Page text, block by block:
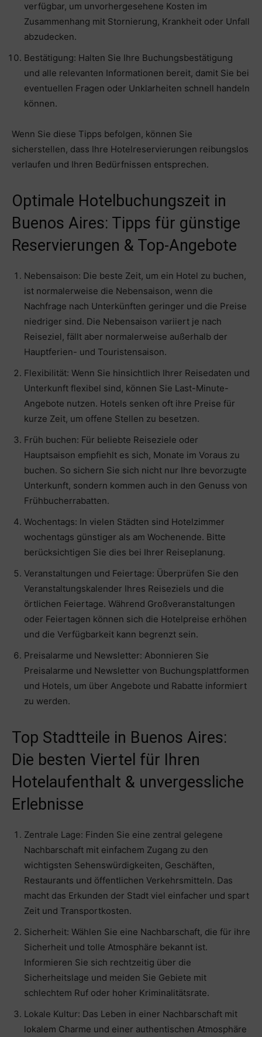
verfügbar, um unvorhergesehene Kosten im
Zusammenhang mit Stornierung, Krankheit oder Unfall
abzudecken.
Bestätigung: Halten Sie Ihre Buchungsbestätigung
und alle relevanten Informationen bereit, damit Sie bei
eventuellen Fragen oder Unklarheiten schnell handeln
können.
Wenn Sie diese Tipps befolgen, können Sie
sicherstellen, dass Ihre Hotelreservierungen reibungslos
verlaufen und Ihren Bedürfnissen entsprechen.
Optimale Hotelbuchungszeit in
Buenos Aires: Tipps für günstige
Reservierungen & Top-Angebote
Nebensaison: Die beste Zeit, um ein Hotel zu buchen,
ist normalerweise die Nebensaison, wenn die
Nachfrage nach Unterkünften geringer und die Preise
niedriger sind. Die Nebensaison variiert je nach
Reiseziel, fällt aber normalerweise außerhalb der
Hauptferien- und Touristensaison.
Flexibilität: Wenn Sie hinsichtlich Ihrer Reisedaten und
Unterkunft flexibel sind, können Sie Last-Minute-
Angebote nutzen. Hotels senken oft ihre Preise für
kurze Zeit, um offene Stellen zu besetzen.
Früh buchen: Für beliebte Reiseziele oder
Hauptsaison empfiehlt es sich, Monate im Voraus zu
buchen. So sichern Sie sich nicht nur Ihre bevorzugte
Unterkunft, sondern kommen auch in den Genuss von
Frühbucherrabatten.
Wochentags: In vielen Städten sind Hotelzimmer
wochentags günstiger als am Wochenende. Bitte
berücksichtigen Sie dies bei Ihrer Reiseplanung.
Veranstaltungen und Feiertage: Überprüfen Sie den
Veranstaltungskalender Ihres Reiseziels und die
örtlichen Feiertage. Während Großveranstaltungen
oder Feiertagen können sich die Hotelpreise erhöhen
und die Verfügbarkeit kann begrenzt sein.
Preisalarme und Newsletter: Abonnieren Sie
Preisalarme und Newsletter von Buchungsplattformen
und Hotels, um über Angebote und Rabatte informiert
zu werden.
Top Stadtteile in Buenos Aires:
Die besten Viertel für Ihren
Hotelaufenthalt & unvergessliche
Erlebnisse
Zentrale Lage: Finden Sie eine zentral gelegene
Nachbarschaft mit einfachem Zugang zu den
wichtigsten Sehenswürdigkeiten, Geschäften,
Restaurants und öffentlichen Verkehrsmitteln. Das
macht das Erkunden der Stadt viel einfacher und spart
Zeit und Transportkosten.
Sicherheit: Wählen Sie eine Nachbarschaft, die für ihre
Sicherheit und tolle Atmosphäre bekannt ist.
Informieren Sie sich rechtzeitig über die
Sicherheitslage und meiden Sie Gebiete mit
schlechtem Ruf oder hoher Kriminalitätsrate.
Lokale Kultur: Das Leben in einer Nachbarschaft mit
lokalem Charme und einer authentischen Atmosphäre